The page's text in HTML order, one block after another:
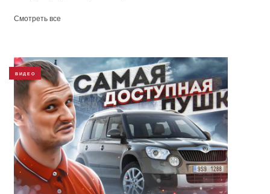
Смотреть все
ВИДЕО